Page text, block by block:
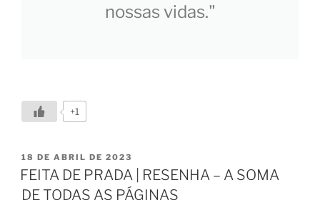
nossas vidas."
+1
18 DE ABRIL DE 2023
FEITA DE PRADA | RESENHA – A SOMA
DE TODAS AS PÁGINAS